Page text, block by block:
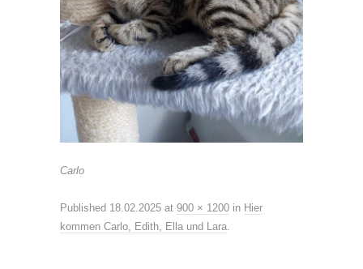
Carlo
Published 18.02.2025 at 900 × 1200 in Hier
kommen Carlo, Edith, Ella und Lara.